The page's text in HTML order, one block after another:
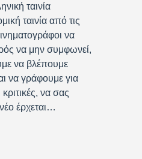
ταινία
ταινία από τις
να
να μην συμφωνεί,
να βλέπουμε
να γράφουμε για
να σας
έρχεται…